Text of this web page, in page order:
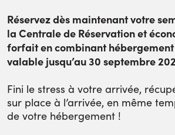
Réservez dès maintenant votre
la Centrale de Réservation et
forfait en combinant
valable jusqu’au 30 septembre
Fini le stress à votre arrivée,
sur place à l’arrivée, en même
de votre hébergement !